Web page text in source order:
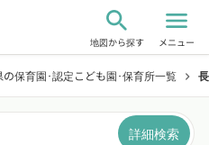
search
地図から探す
menu
メニュー
の保育園･認定こども園･保育所一覧 chevron_right
詳細検索